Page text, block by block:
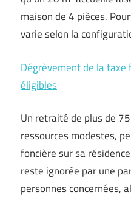
maison de 4 pièces.
varie selon la
Dégrèvement de la
éligibles
Un retraité de plus de
ressources modestes,
foncière sur sa
reste ignorée par une
personnes concernées,